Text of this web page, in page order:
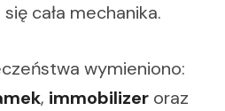
cała mechanika.
wymieniono:
, immobilizer oraz